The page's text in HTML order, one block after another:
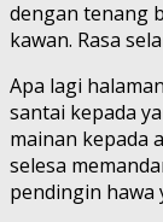
dengan tenang
kawan. Rasa
Apa lagi
santai kepada
mainan kepada
selesa
pendingin hawa